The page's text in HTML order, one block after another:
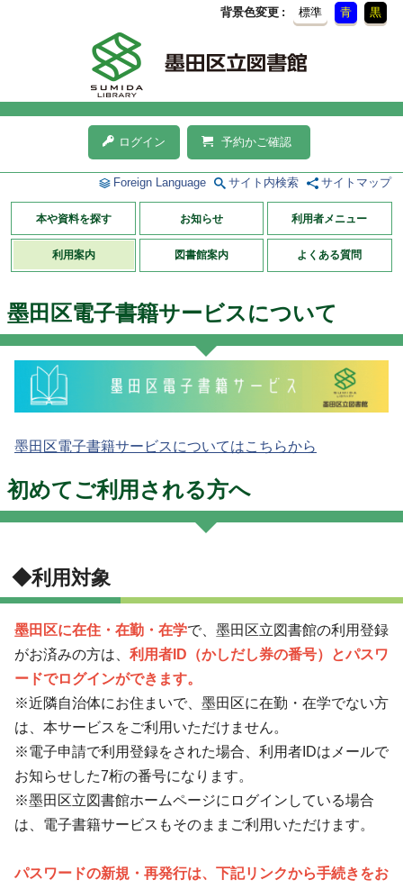
背景色変更 標準 青 黒
ログイン 予約かご確認
Foreign Language サイト内検索 サイトマップ
本や資料を探す お知らせ 利用者メニュー
利用案内 図書館案内 よくある質問
墨田区電子書籍サービスについて
墨田区電子書籍サービスについてはこちらから
初めてご利用される方へ
◆利用対象
墨田区に在住・在勤・在学で、墨田区立図書館の利用登録
がお済みの方は、 利用者ID（かしだし券の番号）とパスワ
ードでログインができます。
※近隣自治体にお住まいで、墨田区に在勤・在学でない方
は、本サービスをご利用いただけません。
※電子申請で利用登録をされた場合、利用者IDはメールで
お知らせした7桁の番号になります。
※墨田区立図書館ホームページにログインしている場合
は、電子書籍サービスもそのままご利用いただけます。
パスワードの新規・再発行は、下記リンクから手続きをお